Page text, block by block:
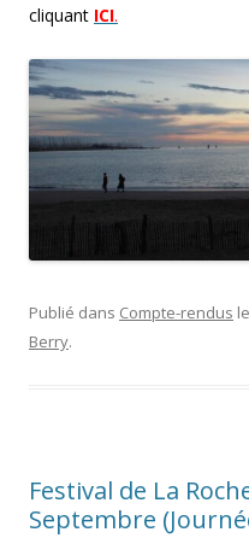
cliquant ICI.
Publié dans Compte-rendus le
Berry.
Festival de La
Septembre